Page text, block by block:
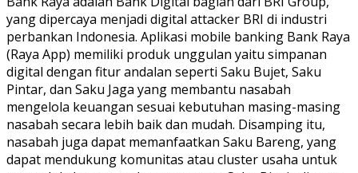
yang dipercaya menjadi digital attacker BRI di industri
perbankan Indonesia. Aplikasi mobile banking Bank Raya
(Raya App) memiliki produk unggulan yaitu simpanan
digital dengan fitur andalan seperti Saku Bujet, Saku
Pintar, dan Saku Jaga yang membantu nasabah
mengelola keuangan sesuai kebutuhan masing-masing
nasabah secara lebih baik dan mudah. Disamping itu,
nasabah juga dapat memanfaatkan Saku Bareng, yang
dapat mendukung komunitas atau cluster usaha untuk